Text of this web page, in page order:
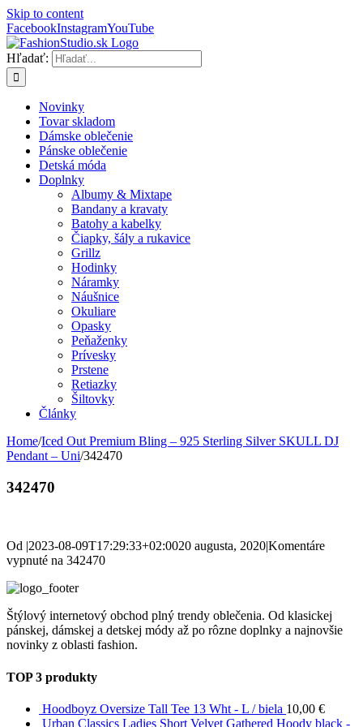
Skip to content
FacebookInstagramYouTube
Hľadať:
Novinky
Tovar skladom
Dámske oblečenie
Pánske oblečenie
Detská móda
Doplnky
Albumy & Mixtape
Bandany a kravaty
Batohy a kabelky
Čiapky, šály a rukavice
Grillz
Hodinky
Náramky
Náušnice
Okuliare
Opasky
Peňaženky
Prívesky
Prstene
Retiazky
Šiltovky
Články
Home/Iced Out Premium Bling – 925 Sterling Silver SKULL DJ
Pendant – Uni/342470
342470
Od |2023-08-09T17:29:33+02:0020 augusta, 2020|Komentáre
vypnuté na 342470
Štýlový internetový obchod plný trendy oblečenia. Od klasickej
pánskej, dámskej a detskej módy až po rôzne doplnky a najnovšie
novinky z oblasti fashion.
TOP 3 produkty
Hoodboyz Oversize Tall Tee 13 Wht - L / biela 10,00 €
Urban Classics Ladies Short Velvet Gathered Hoody black -